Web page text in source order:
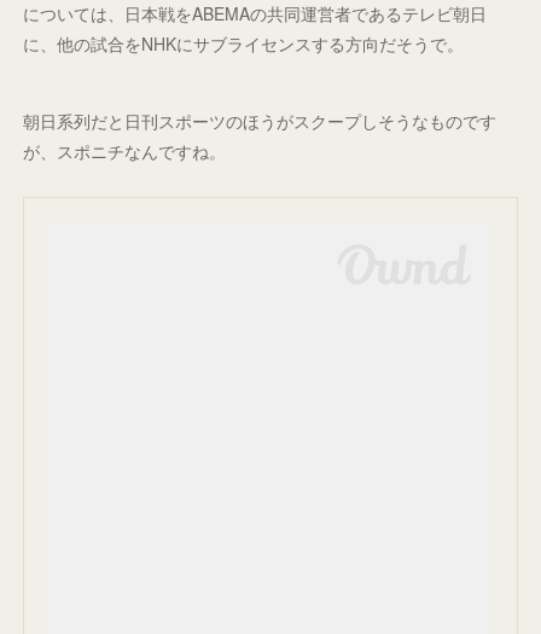
については、日本戦をABEMAの共同運営者であるテレビ朝日
に、他の試合をNHKにサブライセンスする方向だそうで。
朝日系列だと日刊スポーツのほうがスクープしそうなものです
が、スポニチなんですね。